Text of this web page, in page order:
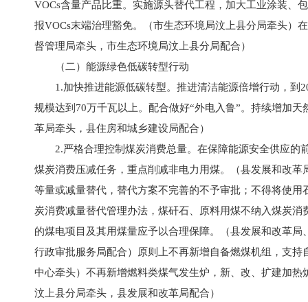
VOCs含量产品比重。实施源头替代工程，加大工业涂装、
报VOCs末端治理豁免。（市生态环境局汶上县分局牵头）
督管理局牵头，市生态环境局汶上县分局配合）
（二）能源绿色低碳转型行动
1.加快推进能源低碳转型。推进清洁能源倍增行动，
规模达到70万千瓦以上。配合做好“外电入鲁”。持续增加
革局牵头，县住房和城乡建设局配合）
2.严格合理控制煤炭消费总量。在保障能源安全供应的
煤炭消费压减任务，重点削减非电力用煤。（县发展和改
等量或减量替代，替代方案不完善的不予审批；不得将使
炭消费减量替代管理办法，煤矸石、原料用煤不纳入煤炭
的煤电项目及其用煤量应予以合理保障。（县发展和改革
行政审批服务局配合）原则上不再新增自备燃煤机组，支
中心牵头）不再新增燃料类煤气发生炉，新、改、扩建加
汶上县分局牵头，县发展和改革局配合）